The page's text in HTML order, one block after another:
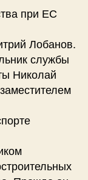
при ЕС
Лобанов.
службы
Николай